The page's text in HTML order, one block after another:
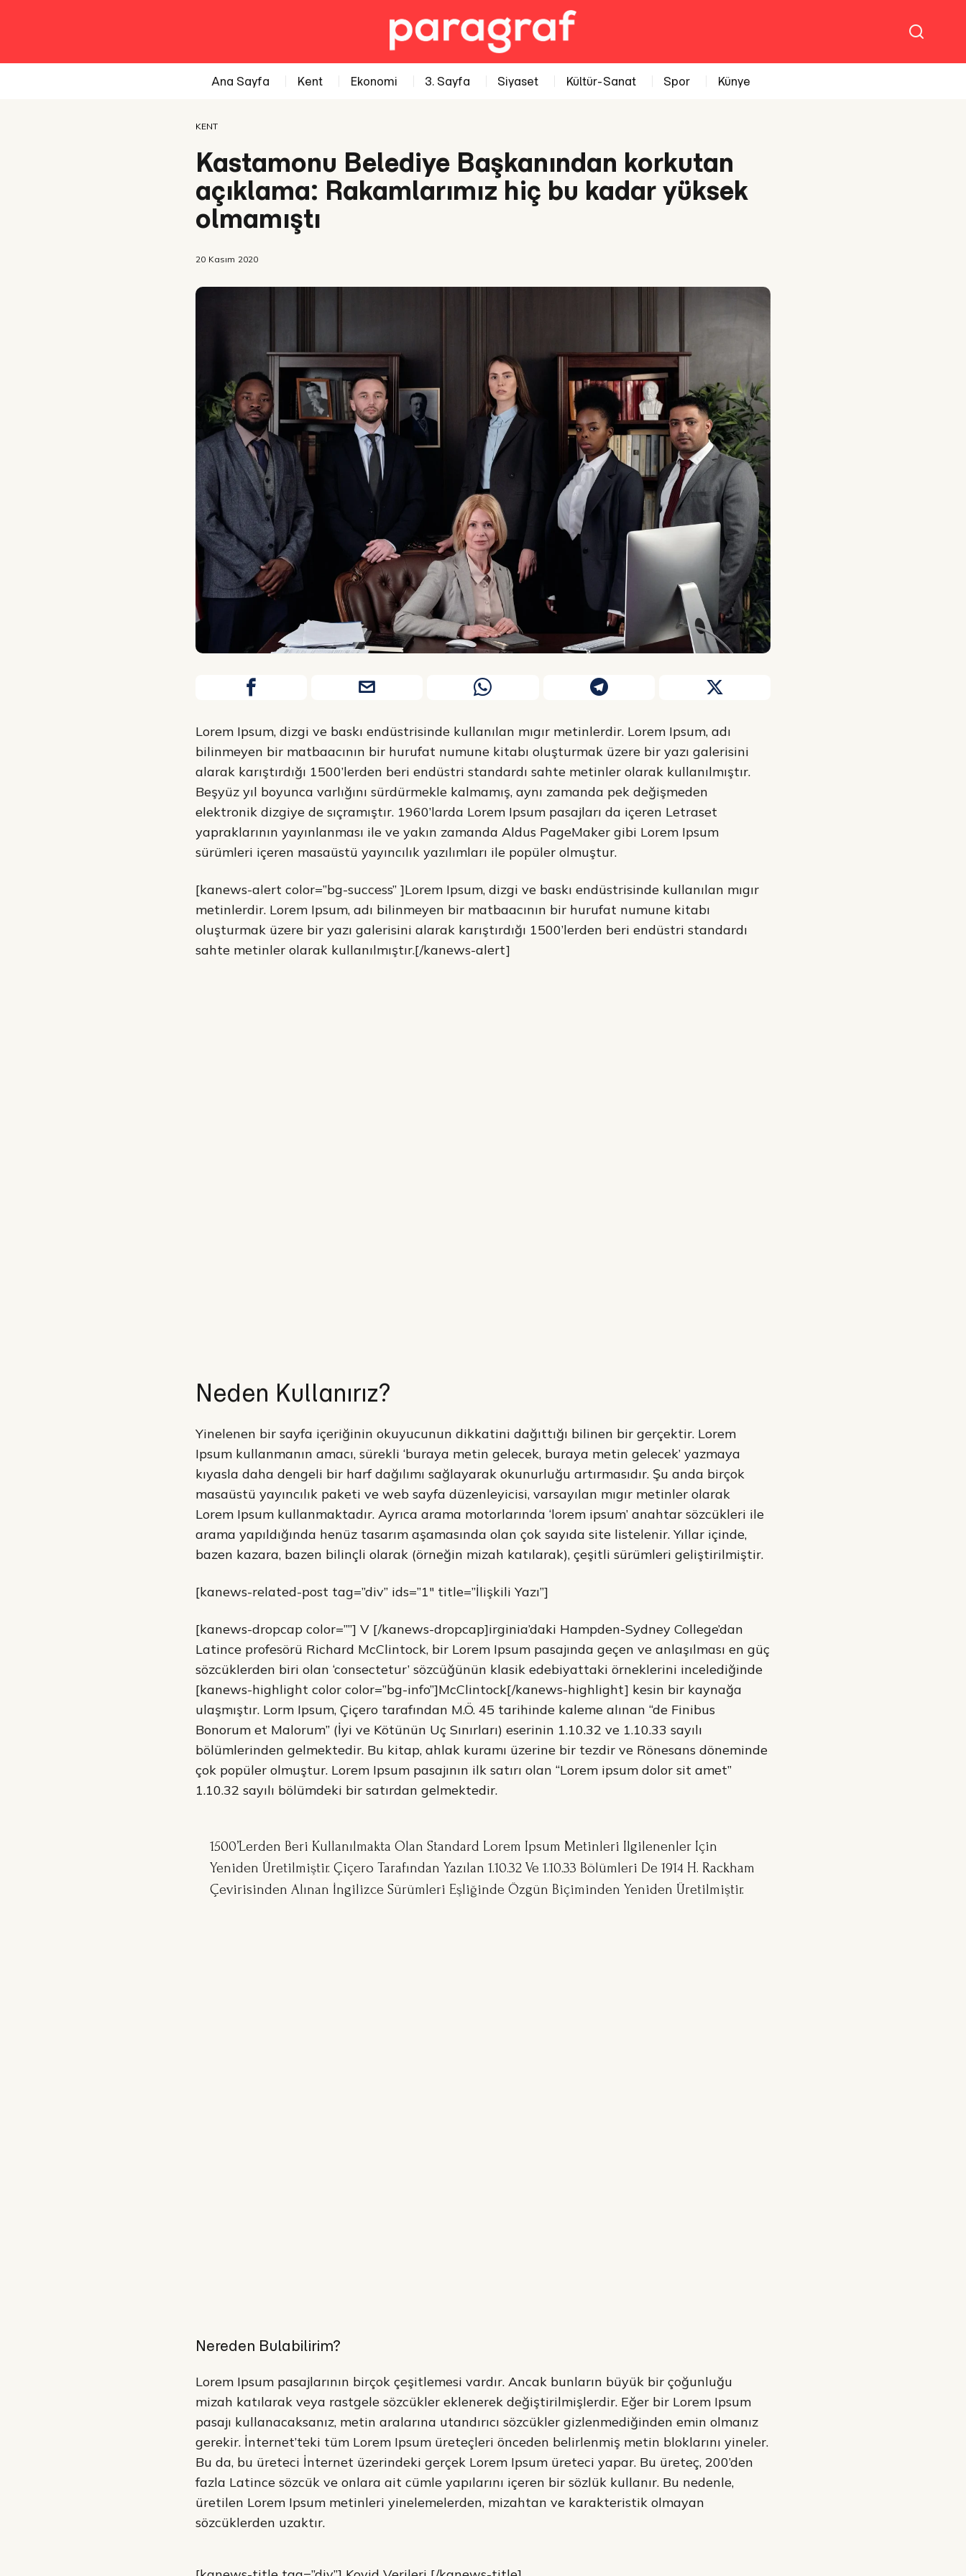
Ana Sayfa Kent Ekonomi 3. Sayfa Siyaset Kültür-Sanat Spor Künye
KENT
Kastamonu Belediye Başkanından korkutan
açıklama: Rakamlarımız hiç bu kadar yüksek
olmamıştı
20 Kasım 2020
Lorem Ipsum, dizgi ve baskı endüstrisinde kullanılan mıgır metinlerdir. Lorem Ipsum, adı
bilinmeyen bir matbaacının bir hurufat numune kitabı oluşturmak üzere bir yazı galerisini
alarak karıştırdığı 1500’lerden beri endüstri standardı sahte metinler olarak kullanılmıştır.
Beşyüz yıl boyunca varlığını sürdürmekle kalmamış, aynı zamanda pek değişmeden
elektronik dizgiye de sıçramıştır. 1960’larda Lorem Ipsum pasajları da içeren Letraset
yapraklarının yayınlanması ile ve yakın zamanda Aldus PageMaker gibi Lorem Ipsum
sürümleri içeren masaüstü yayıncılık yazılımları ile popüler olmuştur.
[kanews-alert color=”bg-success” ]Lorem Ipsum, dizgi ve baskı endüstrisinde kullanılan mıgır
metinlerdir. Lorem Ipsum, adı bilinmeyen bir matbaacının bir hurufat numune kitabı
oluşturmak üzere bir yazı galerisini alarak karıştırdığı 1500’lerden beri endüstri standardı
sahte metinler olarak kullanılmıştır.[/kanews-alert]
Neden Kullanırız?
Yinelenen bir sayfa içeriğinin okuyucunun dikkatini dağıttığı bilinen bir gerçektir. Lorem
Ipsum kullanmanın amacı, sürekli ‘buraya metin gelecek, buraya metin gelecek’ yazmaya
kıyasla daha dengeli bir harf dağılımı sağlayarak okunurluğu artırmasıdır. Şu anda birçok
masaüstü yayıncılık paketi ve web sayfa düzenleyicisi, varsayılan mıgır metinler olarak
Lorem Ipsum kullanmaktadır. Ayrıca arama motorlarında ‘lorem ipsum’ anahtar sözcükleri ile
arama yapıldığında henüz tasarım aşamasında olan çok sayıda site listelenir. Yıllar içinde,
bazen kazara, bazen bilinçli olarak (örneğin mizah katılarak), çeşitli sürümleri geliştirilmiştir.
[kanews-related-post tag=”div” ids=”1″ title=”İlişkili Yazı”]
[kanews-dropcap color=””] V [/kanews-dropcap]irginia’daki Hampden-Sydney College’dan
Latince profesörü Richard McClintock, bir Lorem Ipsum pasajında geçen ve anlaşılması en güç
sözcüklerden biri olan ‘consectetur’ sözcüğünün klasik edebiyattaki örneklerini incelediğinde
[kanews-highlight color color=”bg-info”]McClintock[/kanews-highlight] kesin bir kaynağa
ulaşmıştır. Lorm Ipsum, Çiçero tarafından M.Ö. 45 tarihinde kaleme alınan “de Finibus
Bonorum et Malorum” (İyi ve Kötünün Uç Sınırları) eserinin 1.10.32 ve 1.10.33 sayılı
bölümlerinden gelmektedir. Bu kitap, ahlak kuramı üzerine bir tezdir ve Rönesans döneminde
çok popüler olmuştur. Lorem Ipsum pasajının ilk satırı olan “Lorem ipsum dolor sit amet”
1.10.32 sayılı bölümdeki bir satırdan gelmektedir.
1500’lerden Beri Kullanılmakta Olan Standard Lorem Ipsum Metinleri Ilgilenenler Için
Yeniden Üretilmiştir. Çiçero Tarafından Yazılan 1.10.32 Ve 1.10.33 Bölümleri De 1914 H. Rackham
Çevirisinden Alınan İngilizce Sürümleri Eşliğinde Özgün Biçiminden Yeniden Üretilmiştir.
Nereden Bulabilirim?
Lorem Ipsum pasajlarının birçok çeşitlemesi vardır. Ancak bunların büyük bir çoğunluğu
mizah katılarak veya rastgele sözcükler eklenerek değiştirilmişlerdir. Eğer bir Lorem Ipsum
pasajı kullanacaksanız, metin aralarına utandırıcı sözcükler gizlenmediğinden emin olmanız
gerekir. İnternet’teki tüm Lorem Ipsum üreteçleri önceden belirlenmiş metin bloklarını yineler.
Bu da, bu üreteci İnternet üzerindeki gerçek Lorem Ipsum üreteci yapar. Bu üreteç, 200’den
fazla Latince sözcük ve onlara ait cümle yapılarını içeren bir sözlük kullanır. Bu nedenle,
üretilen Lorem Ipsum metinleri yinelemelerden, mizahtan ve karakteristik olmayan
sözcüklerden uzaktır.